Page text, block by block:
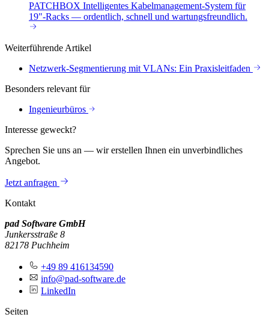
PATCHBOX Intelligentes Kabelmanagement-System für
19"-Racks — ordentlich, schnell und wartungsfreundlich.
Weiterführende Artikel
Netzwerk-Segmentierung mit VLANs: Ein Praxisleitfaden
Besonders relevant für
Ingenieurbüros
Interesse geweckt?
Sprechen Sie uns an — wir erstellen Ihnen ein unverbindliches
Angebot.
Jetzt anfragen
Kontakt
pad Software GmbH
Junkersstraße 8
82178 Puchheim
+49 89 416134590
info@pad-software.de
LinkedIn
Seiten